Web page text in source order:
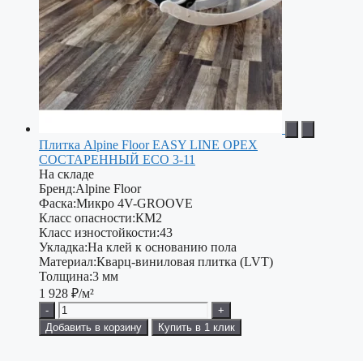
Плитка Alpine Floor EASY LINE ОРЕХ
СОСТАРЕННЫЙ ECO 3-11
На складе
Бренд:Alpine Floor
Фаска:Микро 4V-GROOVE
Класс опасности:КМ2
Класс изностойкости:43
Укладка:На клей к основанию пола
Материал:Кварц-виниловая плитка (LVT)
Толщина:3 мм
1 928 ₽/м²
-
+
Добавить в корзину
Купить в 1 клик